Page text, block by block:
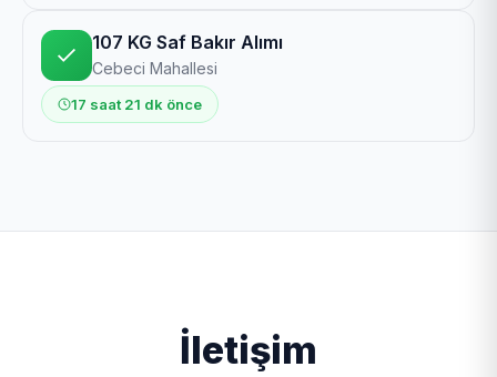
107 KG Saf Bakır Alımı
Cebeci Mahallesi
17 saat 21 dk önce
İletişim